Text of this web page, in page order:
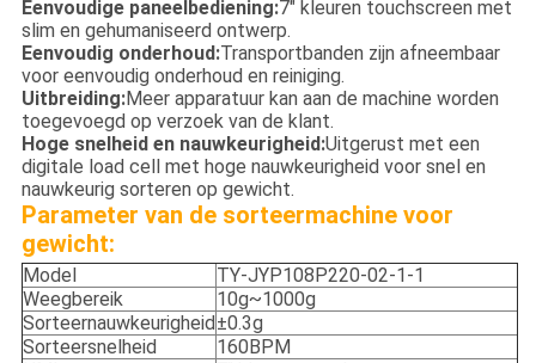
Eenvoudige paneelbediening:7" kleuren touchscreen met
slim en gehumaniseerd ontwerp.
Eenvoudig onderhoud:Transportbanden zijn afneembaar
voor eenvoudig onderhoud en reiniging.
Uitbreiding:Meer apparatuur kan aan de machine worden
toegevoegd op verzoek van de klant.
Hoge snelheid en nauwkeurigheid:Uitgerust met een
digitale load cell met hoge nauwkeurigheid voor snel en
nauwkeurig sorteren op gewicht.
Parameter van de sorteermachine voor
gewicht:
Model
TY-JYP108P220-02-1-1
Weegbereik
10g~1000g
Sorteernauwkeurigheid±0.3g
Sorteersnelheid
160BPM